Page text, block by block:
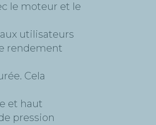
le moteur et le
utilisateurs
rendement
Cela
et haut
pression